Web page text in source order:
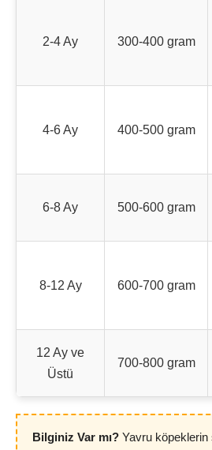
2-4 Ay 300-400 gram
4-6 Ay 400-500 gram
6-8 Ay 500-600 gram
8-12 Ay 600-700 gram
12 Ay ve
Üstü
700-800 gram
Bilginiz Var mı?Yavru köpeklerin